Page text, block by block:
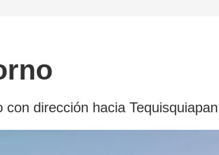
dirección hacia Tequisquiapan